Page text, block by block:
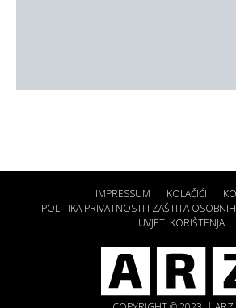
IMPRESSUM KOLAČIĆI
POLITIKA PRIVATNOSTI I ZAŠTITA
UVJETI KORIŠTENJA